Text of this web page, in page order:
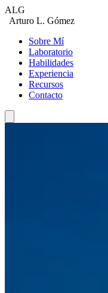
ALG
Arturo L. Gómez
Sobre Mí
Laboratorio
Habilidades
Experiencia
Recursos
Contacto